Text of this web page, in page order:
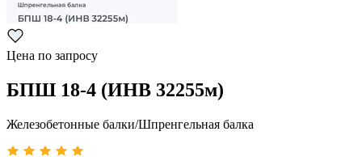
Цена по запросу
БПШ 18-4 (ИНВ 32255м)
Железобетонные балки/Шпренгельная балка